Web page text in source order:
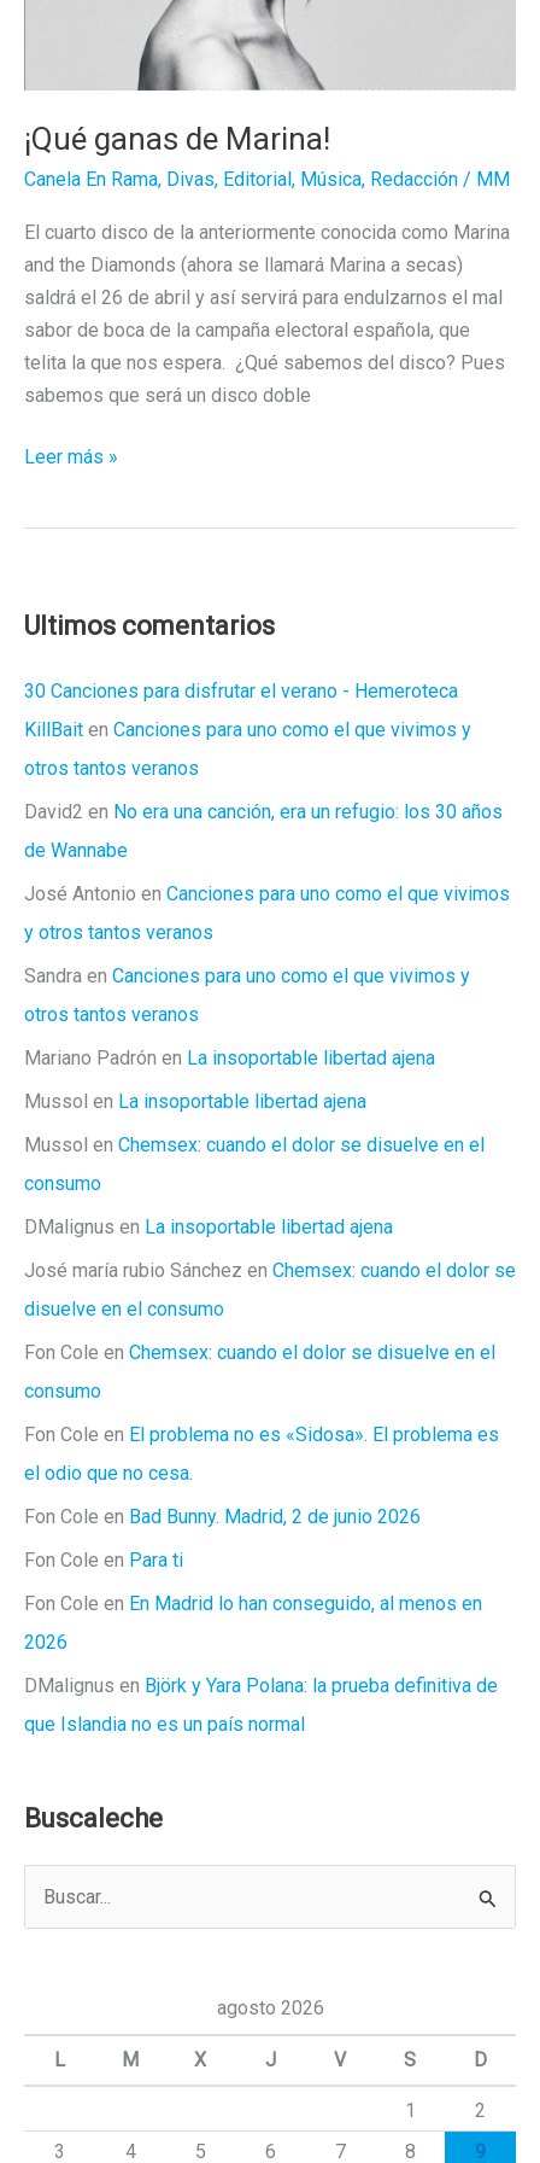
¡Qué ganas de Marina!
Canela En Rama, Divas, Editorial, Música, Redacción / MM
El cuarto disco de la anteriormente conocida como Marina
and the Diamonds (ahora se llamará Marina a secas)
saldrá el 26 de abril y así servirá para endulzarnos el mal
sabor de boca de la campaña electoral española, que
telita la que nos espera. ¿Qué sabemos del disco? Pues
sabemos que será un disco doble
¡Qué
Leer más »
Ultimos comentarios
30 Canciones para disfrutar el verano - Hemeroteca
KillBait en Canciones para uno como el que vivimos y
otros tantos veranos
David2 en No era una canción, era un refugio: los 30 años
de Wannabe
José Antonio en Canciones para uno como el que vivimos
y otros tantos veranos
Sandra en Canciones para uno como el que vivimos y
otros tantos veranos
Mariano Padrón en La insoportable libertad ajena
Mussol en La insoportable libertad ajena
Mussol en Chemsex: cuando el dolor se disuelve en el
consumo
DMalignus en La insoportable libertad ajena
José maría rubio Sánchez en Chemsex: cuando el dolor se
disuelve en el consumo
Fon Cole en Chemsex: cuando el dolor se disuelve en el
consumo
Fon Cole en El problema no es «Sidosa». El problema es
el odio que no cesa.
Fon Cole en Bad Bunny. Madrid, 2 de junio 2026
Fon Cole en Para ti
Fon Cole en En Madrid lo han conseguido, al menos en
2026
DMalignus en Björk y Yara Polana: la prueba definitiva de
que Islandia no es un país normal
Buscaleche
a
agosto 2026
L M X J V S D
1
2
3
4 5 6 7 8 9